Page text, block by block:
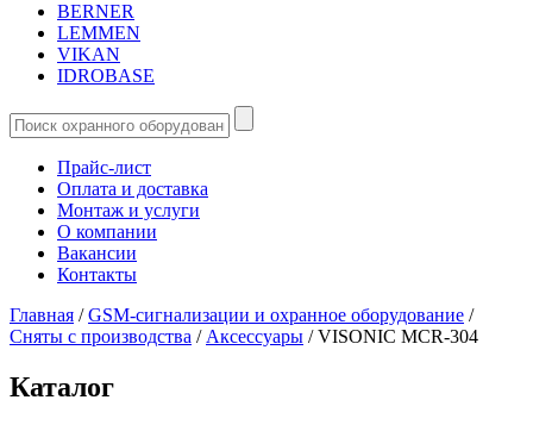
BERNER
LEMMEN
VIKAN
IDROBASE
Прайс-лист
Оплата и доставка
Монтаж и услуги
О компании
Вакансии
Контакты
Главная /GSM-сигнализации и охранное оборудование /
Сняты с производства / Аксессуары /VISONIC MCR-304
Каталог